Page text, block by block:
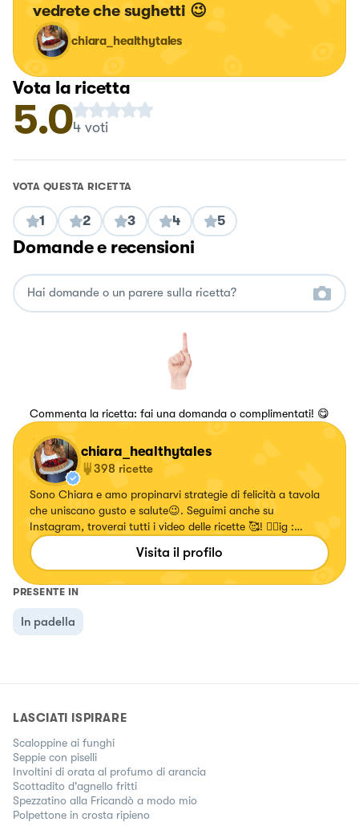
vedrete che sughetti 😉
chiara_healthytales
Vota la ricetta
5.04voti
VOTA QUESTA RICETTA
1 2 3 4 5
Domande e recensioni
Commenta la ricetta: fai una domanda o complimentati! 😋
chiara_healthytales
398 ricette
Sono Chiara e amo propinarvi strategie di felicità a tavola
che uniscano gusto e salute😉. Seguimi anche su
Instagram, troverai tutti i video delle ricette 🥰! 👉🏻ig :
chiara_healthytales
Visita il profilo
PRESENTE IN
In padella
LASCIATI ISPIRARE
Scaloppine ai funghi
Seppie con piselli
Involtini di orata al profumo di arancia
Scottadito d'agnello fritti
Spezzatino alla Fricandò a modo mio
Polpettone in crosta ripieno